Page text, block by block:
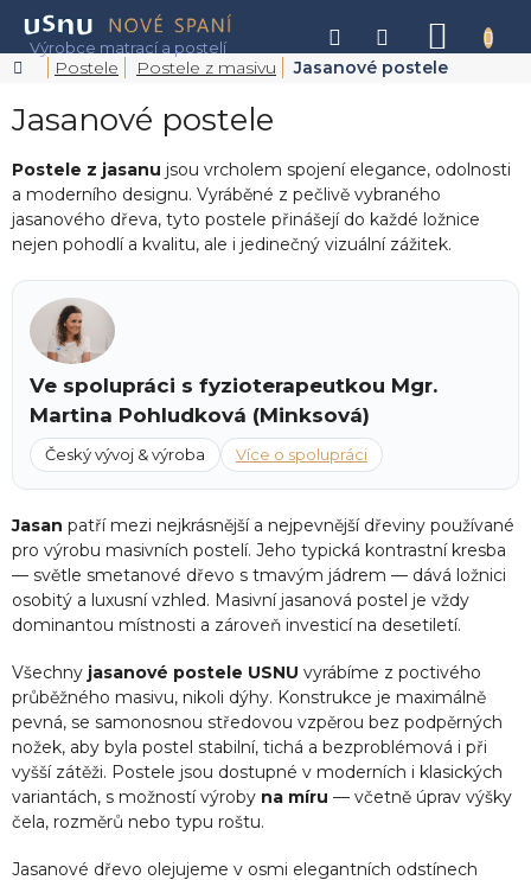
obsah
Domů
Postele Postele z masivu Jasanové postele
Jasanové postele
Postele z jasanu jsou vrcholem spojení elegance, odolnosti
a moderního designu. Vyráběné z pečlivě vybraného
jasanového dřeva, tyto postele přinášejí do každé ložnice
nejen pohodlí a kvalitu, ale i jedinečný vizuální zážitek.
Ve spolupráci s fyzioterapeutkou Mgr.
Martina Pohludková (Minksová)
Český vývoj & výroba Více o spolupráci
Jasan patří mezi nejkrásnější a nejpevnější dřeviny používané
pro výrobu masivních postelí. Jeho typická kontrastní kresba
— světle smetanové dřevo s tmavým jádrem — dává ložnici
osobitý a luxusní vzhled. Masivní jasanová postel je vždy
dominantou místnosti a zároveň investicí na desetiletí.
Všechny jasanové postele USNU vyrábíme z poctivého
průběžného masivu, nikoli dýhy. Konstrukce je maximálně
pevná, se samonosnou středovou vzpěrou bez podpěrných
nožek, aby byla postel stabilní, tichá a bezproblémová i při
vyšší zátěži. Postele jsou dostupné v moderních i klasických
variantách, s možností výroby na míru — včetně úprav výšky
čela, rozměrů nebo typu roštu.
Jasanové dřevo olejujeme v osmi elegantních odstínech